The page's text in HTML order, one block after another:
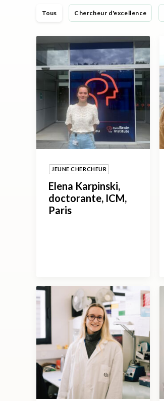
Tous Chercheur d'excellence
JEUNE CHERCHEUR
Elena Karpinski,
doctorante, ICM,
Paris